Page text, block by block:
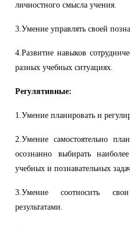
личностного смысла учения.
3.Умение управлять своей
4.Развитие навыков
разных учебных ситуациях.
Регулятивные:
1.Умение планировать и
2.Умение самостоятельно
осознанно выбирать
учебных и познавательных
3.Умение соотносить
результатами.